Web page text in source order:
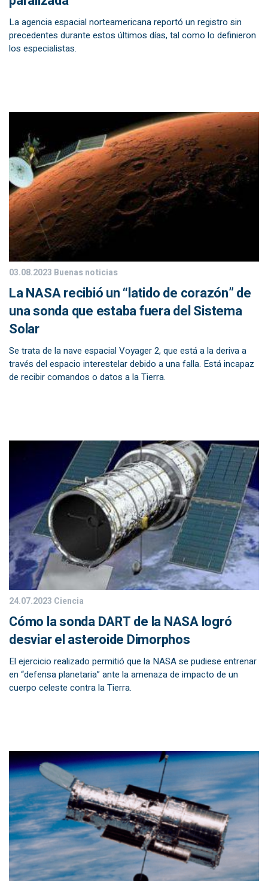
La agencia espacial norteamericana reportó un registro sin
precedentes durante estos últimos días, tal como lo definieron
los especialistas.
03.08.2023 Buenas noticias
La NASA recibió un “latido de corazón” de
una sonda que estaba fuera del Sistema
Solar
Se trata de la nave espacial Voyager 2, que está a la deriva a
través del espacio interestelar debido a una falla. Está incapaz
de recibir comandos o datos a la Tierra.
24.07.2023 Ciencia
Cómo la sonda DART de la NASA logró
desviar el asteroide Dimorphos
El ejercicio realizado permitió que la NASA se pudiese entrenar
en “defensa planetaria” ante la amenaza de impacto de un
cuerpo celeste contra la Tierra.